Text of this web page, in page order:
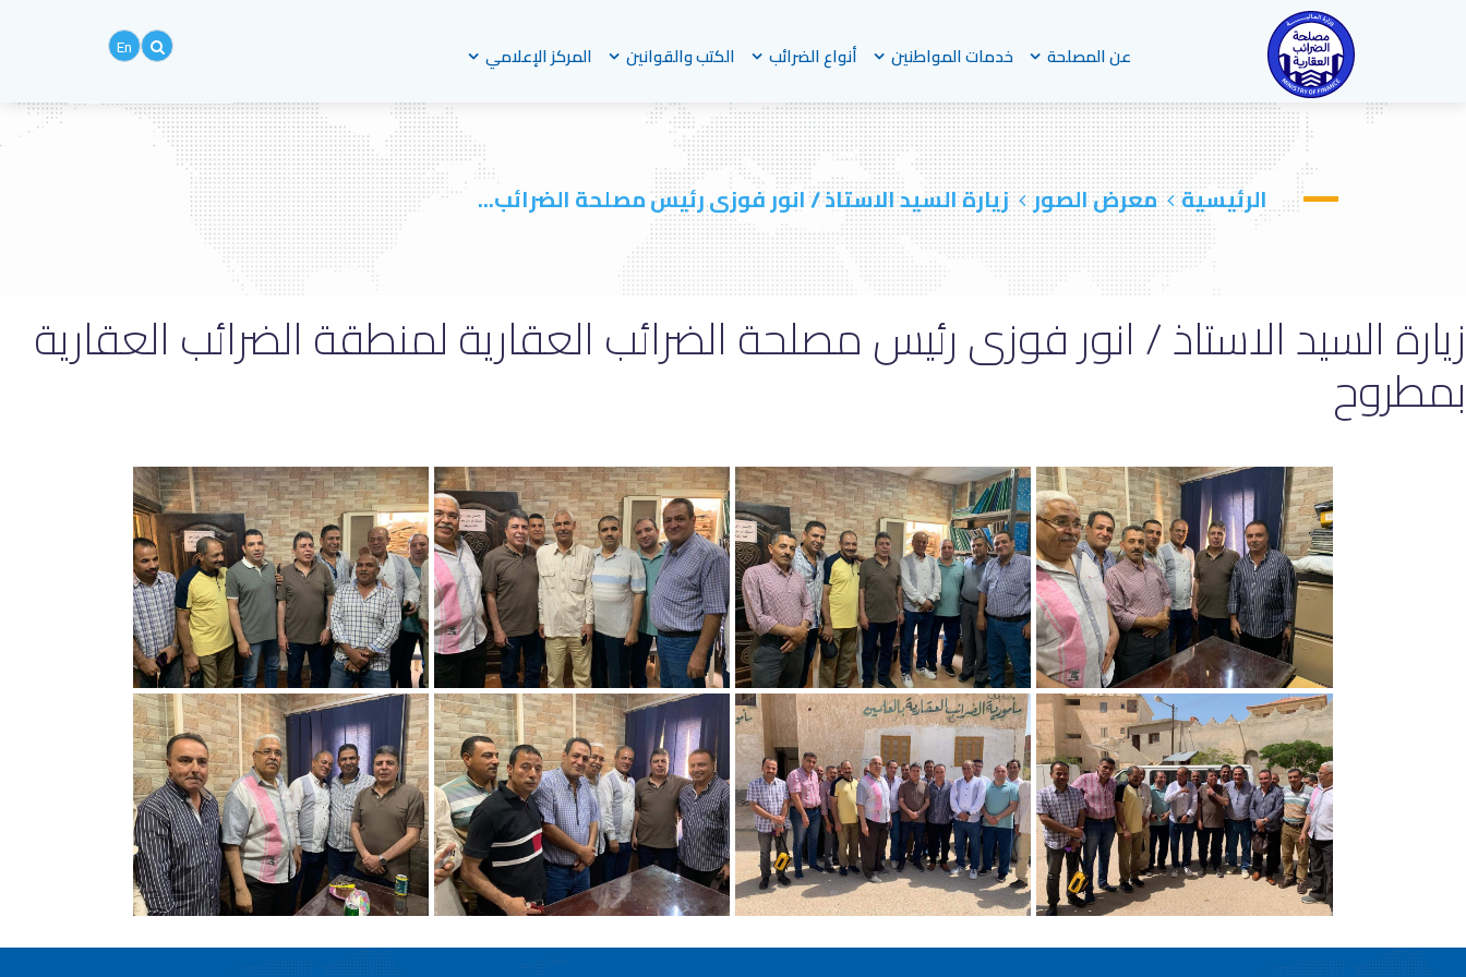
عن المصلحة خدمات المواطنين أنواع الضرائب الكتب والقوانين المركز الإعلامي En
الرئيسية معرض الصور زيارة السيد الاستاذ / انور فوزى رئيس مصلحة الضرائب...
زيارة السيد الاستاذ / انور فوزى رئيس مصلحة الضرائب العقارية لمنطقة الضرائب العقارية
بمطروح